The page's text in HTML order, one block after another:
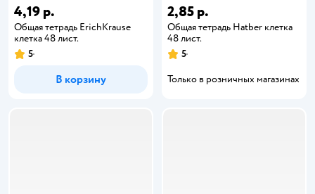
4,19 р.
Общая тетрадь ErichKrause
клетка 48 лист.
5
В корзину
2,85 р.
Общая тетрадь Hatber клетка
48 лист.
5
Только в розничных магазинах